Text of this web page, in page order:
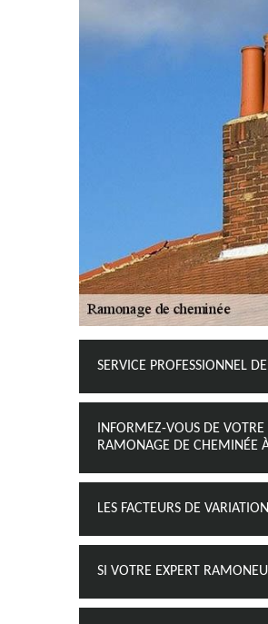
SERVICE PROFESSIONNEL
INFORMEZ-VOUS DE
RAMONAGE DE CHEMINÉE
LES FACTEURS DE
SI VOTRE EXPERT